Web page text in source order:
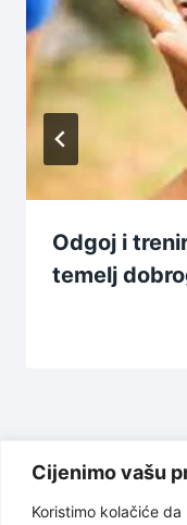
Cijenimo vašu
Koristimo kolačiće
Odgoj i
temelj